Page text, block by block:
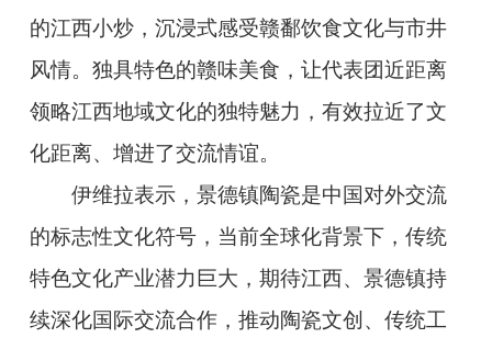
的江西小炒，沉浸式感受赣鄱饮食文化与市井
风情。独具特色的赣味美食，让代表团近距离
领略江西地域文化的独特魅力，有效拉近了文
化距离、增进了交流情谊。
伊维拉表示，景德镇陶瓷是中国对外交流
的标志性文化符号，当前全球化背景下，传统
特色文化产业潜力巨大，期待江西、景德镇持
续深化国际交流合作，推动陶瓷文创、传统工